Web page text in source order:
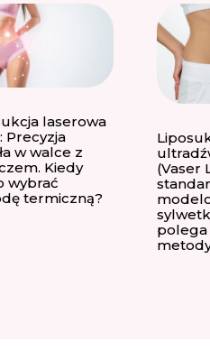
laserowa
Precyzja
w walce z
Kiedy
wybrać
termiczną?
(Vaser